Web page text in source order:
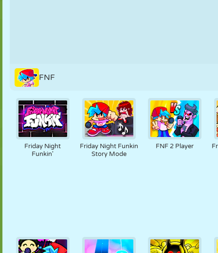
FNF
Friday Night
Funkin'
Friday Night Funkin
Story Mode
FNF 2 Player